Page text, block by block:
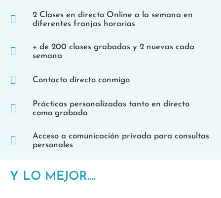
2 Clases en directo Online a la semana en
diferentes franjas horarias
+ de 200 clases grabadas y 2 nuevas cada
semana
Contacto directo conmigo
Prácticas personalizadas tanto en directo
como grabado
Acceso a comunicación privada para consultas
personales
Y LO MEJOR….